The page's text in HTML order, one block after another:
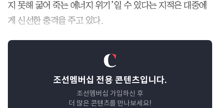
지 못해 굶어 죽는 에너지 위기’일 수 있다는 지적은 대중에
게 신선한 충격을 주고 있다.
조선멤버십 전용 콘텐츠입니다.
조선멤버십 가입하신 후
더 많은 콘텐츠를 만나보세요!